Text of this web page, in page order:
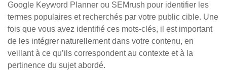
Google Keyword Planner ou SEMrush pour identifier les
termes populaires et recherchés par votre public cible. Une
fois que vous avez identifié ces mots-clés, il est important
de les intégrer naturellement dans votre contenu, en
veillant à ce qu’ils correspondent au contexte et à la
pertinence du sujet abordé.